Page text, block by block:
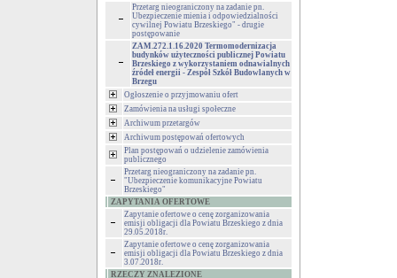
Przetarg nieograniczony na zadanie pn.
Ubezpieczenie mienia i odpowiedzialności
cywilnej Powiatu Brzeskiego" - drugie
postępowanie
ZAM.272.1.16.2020 Termomodernizacja
budynków użyteczności publicznej Powiatu
Brzeskiego z wykorzystaniem odnawialnych
źródeł energii - Zespół Szkół Budowlanych w
Brzegu
Ogłoszenie o przyjmowaniu ofert
Zamówienia na usługi społeczne
Archiwum przetargów
Archiwum postępowań ofertowych
Plan postępowań o udzielenie zamówienia
publicznego
Przetarg nieograniczony na zadanie pn.
"Ubezpieczenie komunikacyjne Powiatu
Brzeskiego"
ZAPYTANIA OFERTOWE
Zapytanie ofertowe o cenę zorganizowania
emisji obligacji dla Powiatu Brzeskiego z dnia
29.05.2018r.
Zapytanie ofertowe o cenę zorganizowania
emisji obligacji dla Powiatu Brzeskiego z dnia
3.07.2018r.
RZECZY ZNALEZIONE